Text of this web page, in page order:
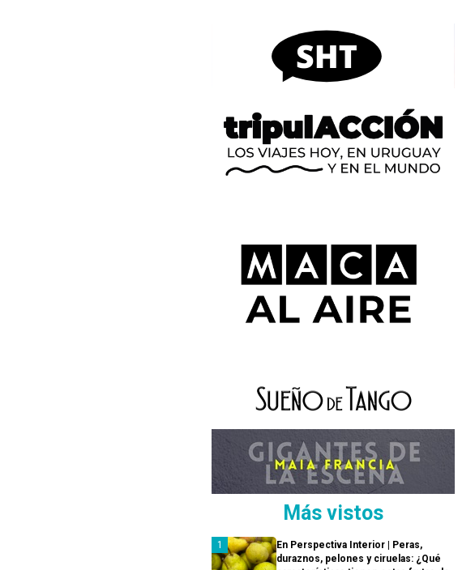
Más vistos
En Perspectiva Interior | Peras,
duraznos, pelones y ciruelas: ¿Qué